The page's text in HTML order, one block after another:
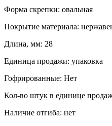
Форма скрепки: овальная
Покрытие материала:
Длина, мм: 28
Единица продажи: упаковка
Гофрированные: Нет
Кол-во штук в единице
Наличие отгиба: нет